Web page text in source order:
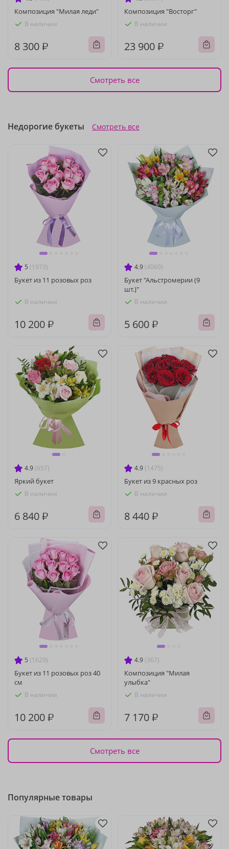
Композиция "Милая леди"
В наличии
8 300 ₽
Композиция "Восторг"
В наличии
23 900 ₽
Смотреть все
Недорогие букеты Смотреть все
5 (1973)
Букет из 11 розовых роз
В наличии
10 200 ₽
4.9 (4060)
Букет "Альстромерии (9
шт.)"
В наличии
5 600 ₽
4.9 (657)
Яркий букет
В наличии
6 840 ₽
4.9 (1475)
Букет из 9 красных роз
В наличии
8 440 ₽
5 (1629)
Букет из 11 розовых роз 40
см
В наличии
10 200 ₽
4.9 (367)
Композиция "Милая
улыбка"
В наличии
7 170 ₽
Смотреть все
Популярные товары